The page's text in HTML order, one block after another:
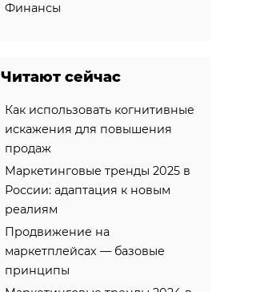
Финансы
Читают сейчас
Как использовать когнитивные
искажения для повышения
продаж
Маркетинговые тренды 2025 в
России: адаптация к новым
реалиям
Продвижение на
маркетплейсах — базовые
принципы